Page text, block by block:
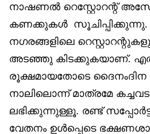
നാഷണൽ റെസ്റ്റോറന്റ്
കണക്കുകൾ സൂചിപ്പിക്കുന്നു.
നഗരങ്ങളിലെ
അടഞ്ഞു കിടക്കുകയാണ്.
രൂക്ഷമായതോടെ ദൈനംദിന
നാലിലൊന്ന് മാത്രമേ
ലഭിക്കുന്നുള്ളൂ. രണ്ട്
വേതനം ഉൾപ്പെടെ